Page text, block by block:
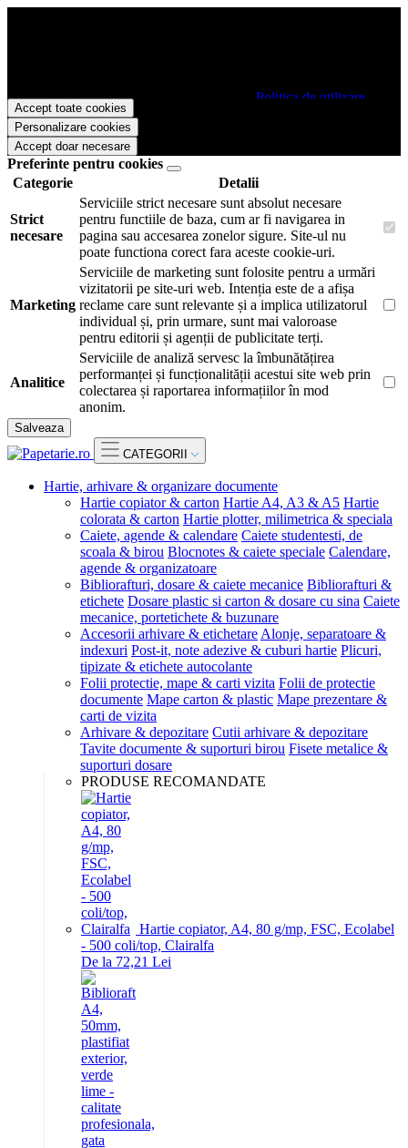
Papetarie.ro este necesar sa fiti de acord cu Politica de utilizare
cookie-uri.
Accept toate cookies
Personalizare cookies
Accept doar necesare
Preferinte pentru cookies
Categorie
Detalii
Strict
necesare
Serviciile strict necesare sunt absolut necesare
pentru functiile de baza, cum ar fi navigarea in
pagina sau accesarea zonelor sigure. Site-ul nu
poate functiona corect fara aceste cookie-uri.
Marketing
Serviciile de marketing sunt folosite pentru a urmări
vizitatorii pe site-uri web. Intenția este de a afișa
reclame care sunt relevante și a implica utilizatorul
individual și, prin urmare, sunt mai valoroase
pentru editorii și agenții de publicitate terți.
Analitice
Serviciile de analiză servesc la îmbunătățirea
performanței și funcționalității acestui site web prin
colectarea și raportarea informațiilor în mod
anonim.
Salveaza
CATEGORII
Hartie, arhivare & organizare documente
Hartie copiator & carton Hartie A4, A3 & A5 Hartie
colorata & carton Hartie plotter, milimetrica & speciala
Caiete, agende & calendare Caiete studentesti, de
scoala & birou Blocnotes & caiete speciale Calendare,
agende & organizatoare
Bibliorafturi, dosare & caiete mecanice Bibliorafturi &
etichete Dosare plastic si carton & dosare cu sina Caiete
mecanice, portetichete & buzunare
Accesorii arhivare & etichetare Alonje, separatoare &
indexuri Post-it, note adezive & cuburi hartie Plicuri,
tipizate & etichete autocolante
Folii protectie, mape & carti vizita Folii de protectie
documente Mape carton & plastic Mape prezentare &
carti de vizita
Arhivare & depozitare Cutii arhivare & depozitare
Tavite documente & suporturi birou Fisete metalice &
suporturi dosare
PRODUSE RECOMANDATE
Hartie copiator, A4, 80 g/mp, FSC, Ecolabel
- 500 coli/top, Clairalfa
De la 72,21 Lei